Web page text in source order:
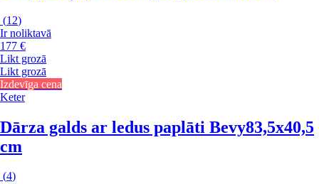
(12)
Ir noliktavā
177 €
Likt grozā
Likt grozā
Izdevīga cena
Keter
Dārza galds ar ledus paplāti Bevy83,5x40,5
cm
(4)